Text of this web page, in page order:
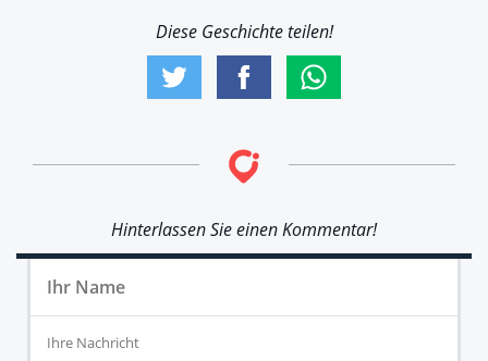
Diese Geschichte teilen!
Hinterlassen Sie einen Kommentar!